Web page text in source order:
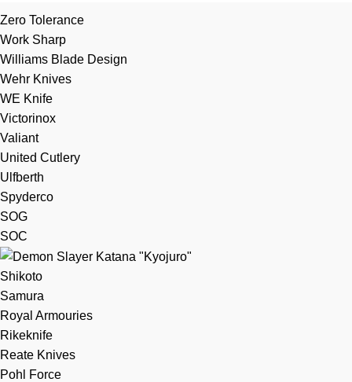
Zero Tolerance
Work Sharp
Williams Blade Design
Wehr Knives
WE Knife
Victorinox
Valiant
United Cutlery
Ulfberth
Spyderco
SOG
SOC
Shikoto
Samura
Royal Armouries
Rikeknife
Reate Knives
Pohl Force